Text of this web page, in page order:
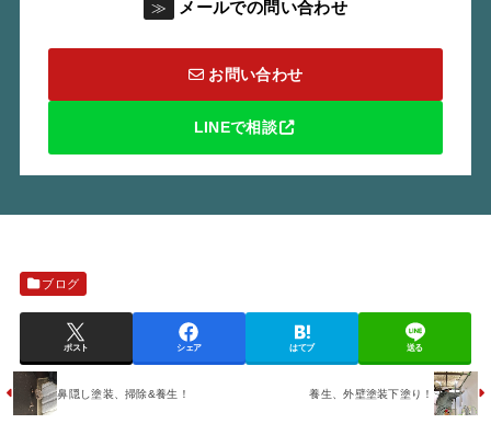
≫ メールでの問い合わせ
お問い合わせ
LINEで相談
ブログ
ポスト シェア はてブ 送る
鼻隠し塗装、掃除&養生！ 養生、外壁塗装下塗り！